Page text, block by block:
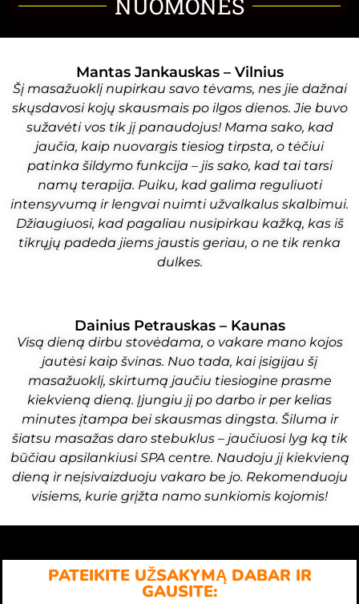
Mantas Jankauskas – Vilnius
Šį masažuoklį nupirkau savo tėvams, nes jie dažnai
skųsdavosi kojų skausmais po ilgos dienos. Jie buvo
sužavėti vos tik jį panaudojus! Mama sako, kad
jaučia, kaip nuovargis tiesiog tirpsta, o tėčiui
patinka šildymo funkcija – jis sako, kad tai tarsi
namų terapija. Puiku, kad galima reguliuoti
intensyvumą ir lengvai nuimti užvalkalus skalbimui.
Džiaugiuosi, kad pagaliau nusipirkau kažką, kas iš
tikrųjų padeda jiems jaustis geriau, o ne tik renka
dulkes.
Dainius Petrauskas – Kaunas
Visą dieną dirbu stovėdama, o vakare mano kojos
jautėsi kaip švinas. Nuo tada, kai įsigijau šį
masažuoklį, skirtumą jaučiu tiesiogine prasme
kiekvieną dieną. Įjungiu jį po darbo ir per kelias
minutes įtampa bei skausmas dingsta. Šiluma ir
šiatsu masažas daro stebuklus – jaučiuosi lyg ką tik
būčiau apsilankiusi SPA centre. Naudoju jį kiekvieną
dieną ir neįsivaizduoju vakaro be jo. Rekomenduoju
visiems, kurie grįžta namo sunkiomis kojomis!
PATEIKITE UŽSAKYMĄ DABAR IR
GAUSITE: